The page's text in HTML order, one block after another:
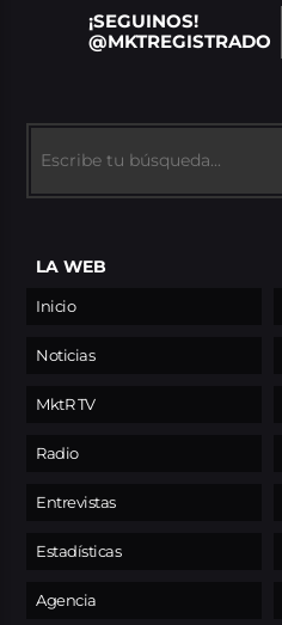
¡SEGUINOS!
@MKTREGISTRADO
LA WEB
Inicio
Noticias
MktR TV
Radio
Entrevistas
Estadísticas
Agencia